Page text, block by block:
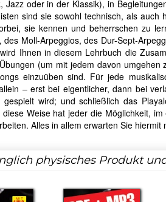
Jazz oder in der Klassik), in
sind sie sowohl technisch, als auch
sie kennen und beherrschen zu
Moll-Arpeggios, des Dur-Sept-
Ihnen in diesem Lehrbuch die
(um mit jedem davon
einzuüben sind. Für jede
– erst bei eigentlicher, dann bei
wird; und schließlich das
Weise hat jeder die Möglichkeit,
Alles in allem erwarten Sie
physisches Produkt